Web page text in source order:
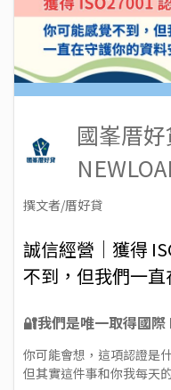
國峯厝好
撰文者/厝好貸
誠信經營｜獲得
不到，但我們一
🔐我們是唯一取得國際
你可能會想，這項認證是
但其實這件事和你我每天